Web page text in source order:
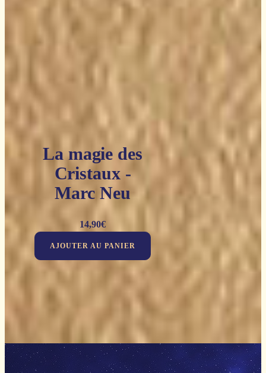
La magie des
Cristaux -
Marc Neu
14,90€
AJOUTER AU PANIER